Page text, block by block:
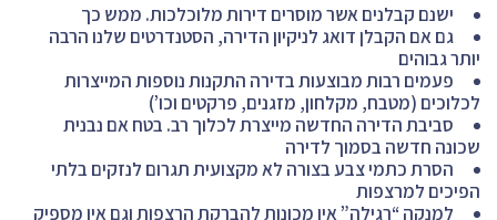
ישנם קבלנים אשר מוסרים דירות מלוכלכות. ממש כך
גם אם הקבלן דואג לניקיון הדירה, הסטנדרטים שלנו הרבה
יותר גבוהים
פעמים רבות מבוצעות בדירה התקנות נוספות המייצרות
לכלוכים (מטבח, מקלחון, מזגנים, פרקטים וכו’)
סביבת הדירה החדשה מייצרת לכלוך רב. בטח אם נבנית
שכונה חדשה בסמוך לדירה
הסרת כתמי צבע בצורה לא מקצועית תגרום לנזקים בלתי
הפיכים למרצפות
למנקה “רגילה” אין מכונות להברקת הרצפות וגם אין מספיק